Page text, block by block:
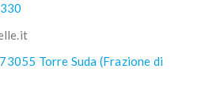
ti.el
Torre Suda (Frazione di